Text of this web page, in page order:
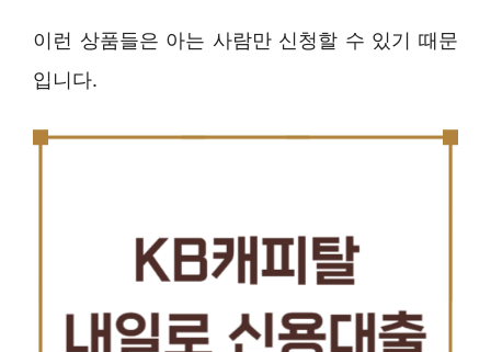
이런 상품들은 아는 사람만 신청할 수 있기 때문
입니다.